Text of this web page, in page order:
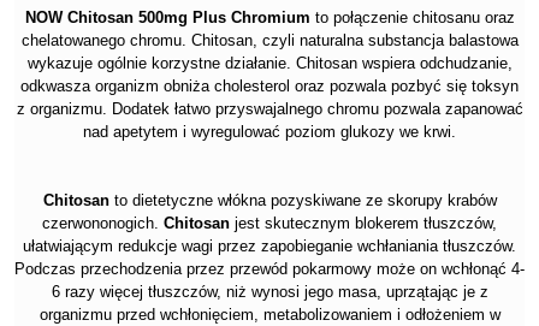
NOW Chitosan 500mg Plus Chromium to połączenie chitosanu oraz
chelatowanego chromu. Chitosan, czyli naturalna substancja balastowa
wykazuje ogólnie korzystne działanie. Chitosan wspiera odchudzanie,
odkwasza organizm obniża cholesterol oraz pozwala pozbyć się toksyn
z organizmu. Dodatek łatwo przyswajalnego chromu pozwala zapanować
nad apetytem i wyregulować poziom glukozy we krwi.
Chitosanto dietetyczne włókna pozyskiwane ze skorupy krabów
czerwononogich. Chitosan jest skutecznym blokerem tłuszczów,
ułatwiającym redukcje wagi przez zapobieganie wchłaniania tłuszczów.
Podczas przechodzenia przez przewód pokarmowy może on wchłonąć 4-
6 razy więcej tłuszczów, niż wynosi jego masa, uprzątając je z
organizmu przed wchłonięciem, metabolizowaniem i odłożeniem w